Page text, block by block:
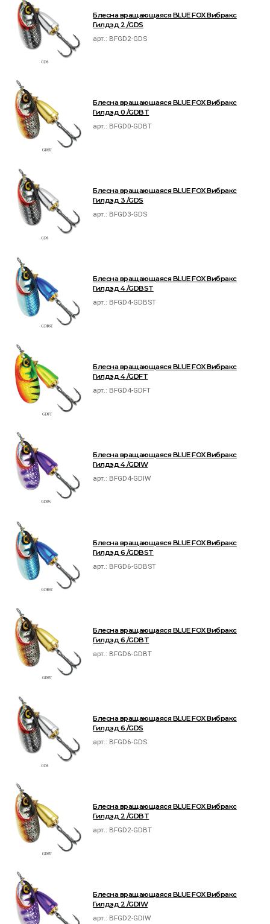
Блесна вращающаяся BLUE FOX Вибракс
Гилдэд 2 /GDS
арт.: BFGD2-GDS
Блесна вращающаяся BLUE FOX Вибракс
Гилдэд 0 /GDBT
арт.: BFGD0-GDBT
Блесна вращающаяся BLUE FOX Вибракс
Гилдэд 3 /GDS
арт.: BFGD3-GDS
Блесна вращающаяся BLUE FOX Вибракс
Гилдэд 4 /GDBST
арт.: BFGD4-GDBST
Блесна вращающаяся BLUE FOX Вибракс
Гилдэд 4 /GDFT
арт.: BFGD4-GDFT
Блесна вращающаяся BLUE FOX Вибракс
Гилдэд 4 /GDIW
арт.: BFGD4-GDIW
Блесна вращающаяся BLUE FOX Вибракс
Гилдэд 6 /GDBST
арт.: BFGD6-GDBST
Блесна вращающаяся BLUE FOX Вибракс
Гилдэд 6 /GDBT
арт.: BFGD6-GDBT
Блесна вращающаяся BLUE FOX Вибракс
Гилдэд 6 /GDS
арт.: BFGD6-GDS
Блесна вращающаяся BLUE FOX Вибракс
Гилдэд 2 /GDBT
арт.: BFGD2-GDBT
Блесна вращающаяся BLUE FOX Вибракс
Гилдэд 2 /GDIW
арт.: BFGD2-GDIW